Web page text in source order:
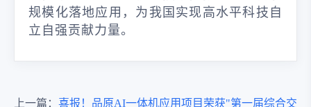
规模化落地应用，为我国实现高水平科技自
立自强贡献力量。
上一篇： 喜报！品原AI一体机应用项目荣获"第一届综合交